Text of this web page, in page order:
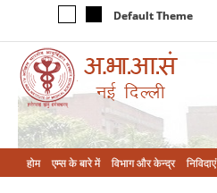
Default Theme
होम एम्‍स के बारे में विभाग और केन्‍द्र निविदाएं